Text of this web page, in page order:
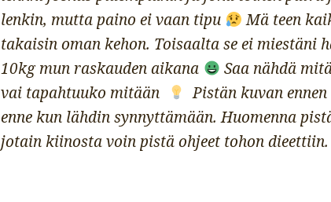
lenkin, mutta paino ei vaan tipu
Mä teen
takaisin oman kehon. Toisaalta se ei miestäni
10kg mun raskauden aikana
Saa nähdä
vai tapahtuuko mitään
Pistän kuvan
enne kun lähdin synnyttämään. Huomenna
jotain kiinosta voin pistä ohjeet tohon dieettiin.